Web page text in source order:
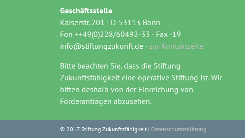
Geschäftsstelle
Kaiserstr. 201 · D-53113 Bonn
Fon ++49(0)228/60492-33 · Fax -19
info@stiftungzukunft.de · zur Kontaktseite
Bitte beachten Sie, dass die Stiftung
Zukunftsfähigkeit eine operative Stiftung ist. Wir
bitten deshalb von der Einreichung von
Förderanträgen abzusehen.
© 2017 Stiftung Zukunftsfähigkeit | Datenschutzerklärung